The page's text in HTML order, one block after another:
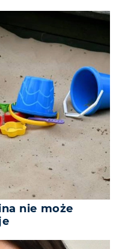
nie może